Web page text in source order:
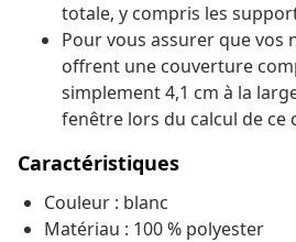
totale, y compris les
Pour vous assurer que vos
offrent une couverture
simplement 4,1 cm à la
fenêtre lors du calcul de ce
Caractéristiques
Couleur : blanc
Matériau : 100 % polyester